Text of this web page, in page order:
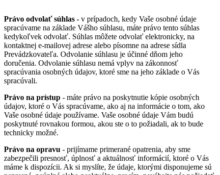
Právo odvolať súhlas - v prípadoch, kedy Vaše osobné údaje
spracúvame na základe Vášho súhlasu, máte právo tento súhlas
kedykoľvek odvolať. Súhlas môžete odvolať elektronicky, na
kontaktnej e‑mailovej adrese alebo písomne na adrese sídla
Prevádzkovateľa. Odvolanie súhlasu je účinné dňom jeho
doručenia. Odvolanie súhlasu nemá vplyv na zákonnosť
spracúvania osobných údajov, ktoré sme na jeho základe o Vás
spracúvali.
Právo na prístup - máte právo na poskytnutie kópie osobných
údajov, ktoré o Vás spracúvame, ako aj na informácie o tom, ako
Vaše osobné údaje používame. Vaše osobné údaje Vám budú
poskytnuté rovnakou formou, akou ste o to požiadali, ak to bude
technicky možné.
Právo na opravu - prijímame primerané opatrenia, aby sme
zabezpečili presnosť, úplnosť a aktuálnosť informácií, ktoré o Vás
máme k dispozícii. Ak si myslíte, že údaje, ktorými disponujeme sú